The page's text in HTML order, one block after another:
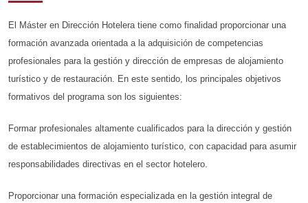
El Máster en Dirección Hotelera tiene como finalidad proporcionar una
formación avanzada orientada a la adquisición de competencias
profesionales para la gestión y dirección de empresas de alojamiento
turístico y de restauración. En este sentido, los principales objetivos
formativos del programa son los siguientes:
Formar profesionales altamente cualificados para la dirección y gestión
de establecimientos de alojamiento turístico, con capacidad para asumir
responsabilidades directivas en el sector hotelero.
Proporcionar una formación especializada en la gestión integral de